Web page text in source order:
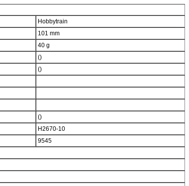
Hobbytrain
101 mm
40 g
()
()
()
H2670-10
9545